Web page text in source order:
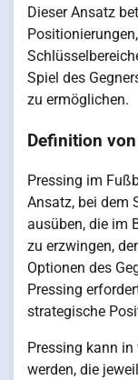
Dieser Ansatz
Spiel des
zu ermöglichen.
Definition
Pressing im
Ansatz, bei dem
ausüben, die im
zu erzwingen,
Optionen des
Pressing
strategische
Pressing kann
werden, die